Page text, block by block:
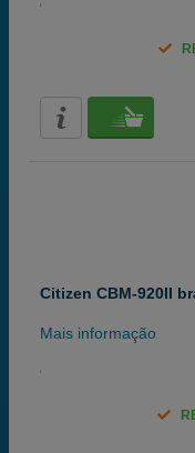
Citizen CBM-920II
Mais informação